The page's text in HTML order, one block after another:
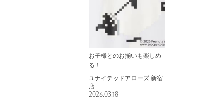
お子様とのお揃いも楽しめ
る！
ユナイテッドアローズ 新宿
店
2026.03.18